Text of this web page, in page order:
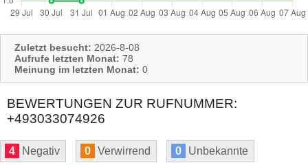
Zuletzt besucht: 2026-8-08
Aufrufe letzten Monat: 78
Meinung im letzten Monat: 0
BEWERTUNGEN ZUR RUFNUMMER:
+493033074926
4 Negativ 0 Verwirrend 0 Unbekannte